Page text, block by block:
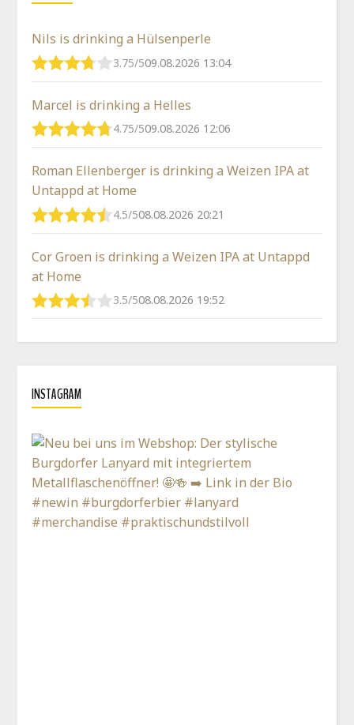
Nils is drinking a Hülsenperle
3.75/509.08.2026 13:04
Marcel is drinking a Helles
4.75/509.08.2026 12:06
Roman Ellenberger is drinking a Weizen IPA at
Untappd at Home
4.5/508.08.2026 20:21
Cor Groen is drinking a Weizen IPA at Untappd
at Home
3.5/508.08.2026 19:52
INSTAGRAM